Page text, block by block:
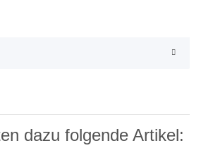
dazu folgende Artikel: